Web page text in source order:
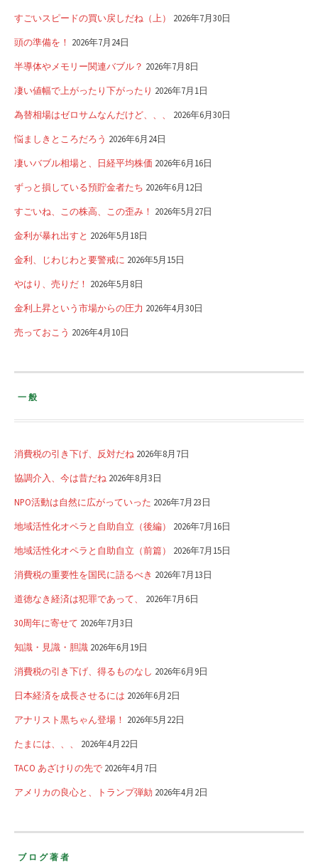
すごいスピードの買い戻しだね（上） 2026年7月30日
頭の準備を！ 2026年7月24日
半導体やメモリー関連バブル？ 2026年7月8日
凄い値幅で上がったり下がったり 2026年7月1日
為替相場はゼロサムなんだけど、、、 2026年6月30日
悩ましきところだろう 2026年6月24日
凄いバブル相場と、日経平均株価 2026年6月16日
ずっと損している預貯金者たち 2026年6月12日
すごいね、この株高、この歪み！ 2026年5月27日
金利が暴れ出すと 2026年5月18日
金利、じわじわと要警戒に 2026年5月15日
やはり、売りだ！ 2026年5月8日
金利上昇という市場からの圧力 2026年4月30日
売っておこう 2026年4月10日
一般
消費税の引き下げ、反対だね 2026年8月7日
協調介入、今は昔だね 2026年8月3日
NPO活動は自然に広がっていった 2026年7月23日
地域活性化オペラと自助自立（後編） 2026年7月16日
地域活性化オペラと自助自立（前篇） 2026年7月15日
消費税の重要性を国民に語るべき 2026年7月13日
道徳なき経済は犯罪であって、 2026年7月6日
30周年に寄せて 2026年7月3日
知識・見識・胆識 2026年6月19日
消費税の引き下げ、得るものなし 2026年6月9日
日本経済を成長させるには 2026年6月2日
アナリスト黒ちゃん登場！ 2026年5月22日
たまには、、、 2026年4月22日
TACO あざけりの先で 2026年4月7日
アメリカの良心と、トランプ弾劾 2026年4月2日
ブログ著者